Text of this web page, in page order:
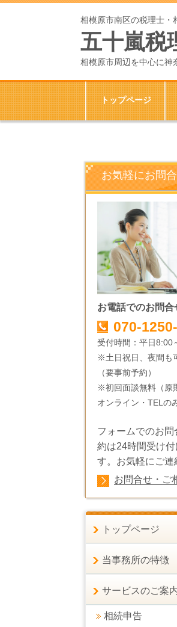
相模原市南区の税理士・
五十嵐税
相模原市周辺を中心に神
トップページ
お気軽にお問
お電話でのお問
070-
受付時間：平日8:00
※土日祝日、夜間も
（要事前予約）
※初回面談無料（原
オンライン・TELの
フォームでのお問
約は24時間受け付
す。お気軽にご連
お問合せ・ご
トップページ
当事務所の特徴
サービスのご案
相続申告